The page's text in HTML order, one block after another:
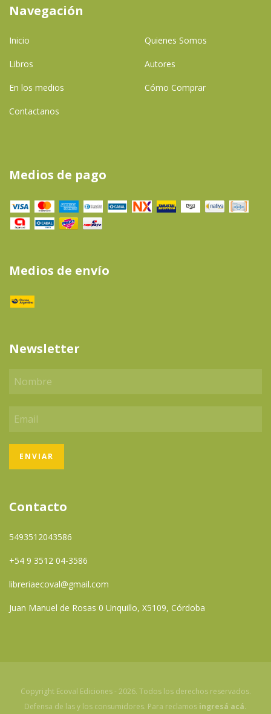
Navegación
Inicio Quienes Somos
Libros Autores
En los medios Cómo Comprar
Contactanos
Medios de pago
Medios de envío
Newsletter
Contacto
5493512043586
+54 9 3512 04-3586
libreriaecoval@gmail.com
Juan Manuel de Rosas 0 Unquillo, X5109, Córdoba
Copyright Ecoval Ediciones - 2026. Todos los derechos reservados.
Defensa de las y los consumidores. Para reclamos ingresá acá.